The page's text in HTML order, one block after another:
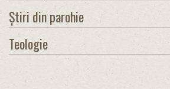
Știri din parohie
Teologie